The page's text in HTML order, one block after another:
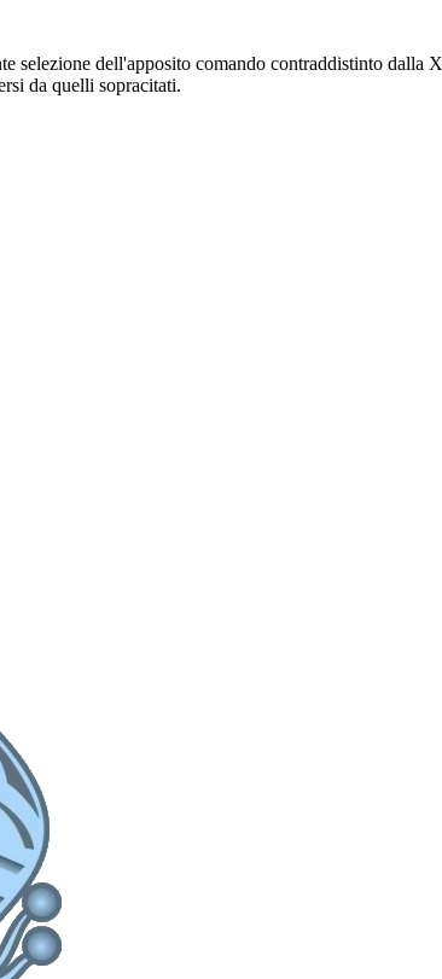
selezione dell'apposito comando contraddistinto
da quelli sopracitati.